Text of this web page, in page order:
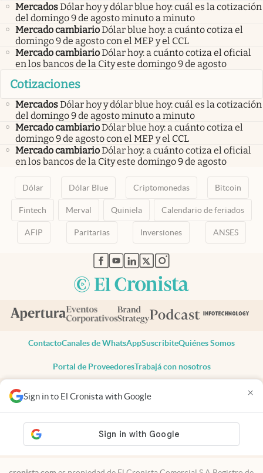
Sign in to El Cronista with Google ×
MercadosDólar hoy y dólar blue hoy: cuál es la cotización
del domingo 9 de agosto minuto a minuto
Mercado cambiarioDólar blue hoy: a cuánto cotiza el
domingo 9 de agosto con el MEP y el CCL
Mercado cambiarioDólar hoy: a cuánto cotiza el oficial
en los bancos de la City este domingo 9 de agosto
Cotizaciones
MercadosDólar hoy y dólar blue hoy: cuál es la cotización
del domingo 9 de agosto minuto a minuto
Mercado cambiarioDólar blue hoy: a cuánto cotiza el
domingo 9 de agosto con el MEP y el CCL
Mercado cambiarioDólar hoy: a cuánto cotiza el oficial
en los bancos de la City este domingo 9 de agosto
Dólar Dólar Blue Criptomonedas Bitcoin
Fintech Merval Quiniela Calendario de feriados
AFIP Paritarias Inversiones ANSES
abre en nueva pestaña
abre en nueva pestaña
abre en nueva pestaña
abre en nueva pestaña
abre en nueva pestaña
ContactoCanales de WhatsAppSuscribiteQuiénes Somos
Portal de ProveedoresTrabajá con nosotros
Todos los derechos reservados
Privacidad
Consentimiento
Tel:+54 11 7078-3270